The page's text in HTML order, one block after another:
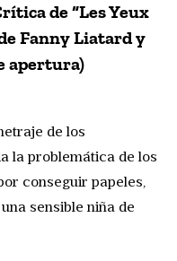
de “Les Yeux
Fanny Liatard y
apertura)
de los
la problemática de los
conseguir papeles,
sensible niña de